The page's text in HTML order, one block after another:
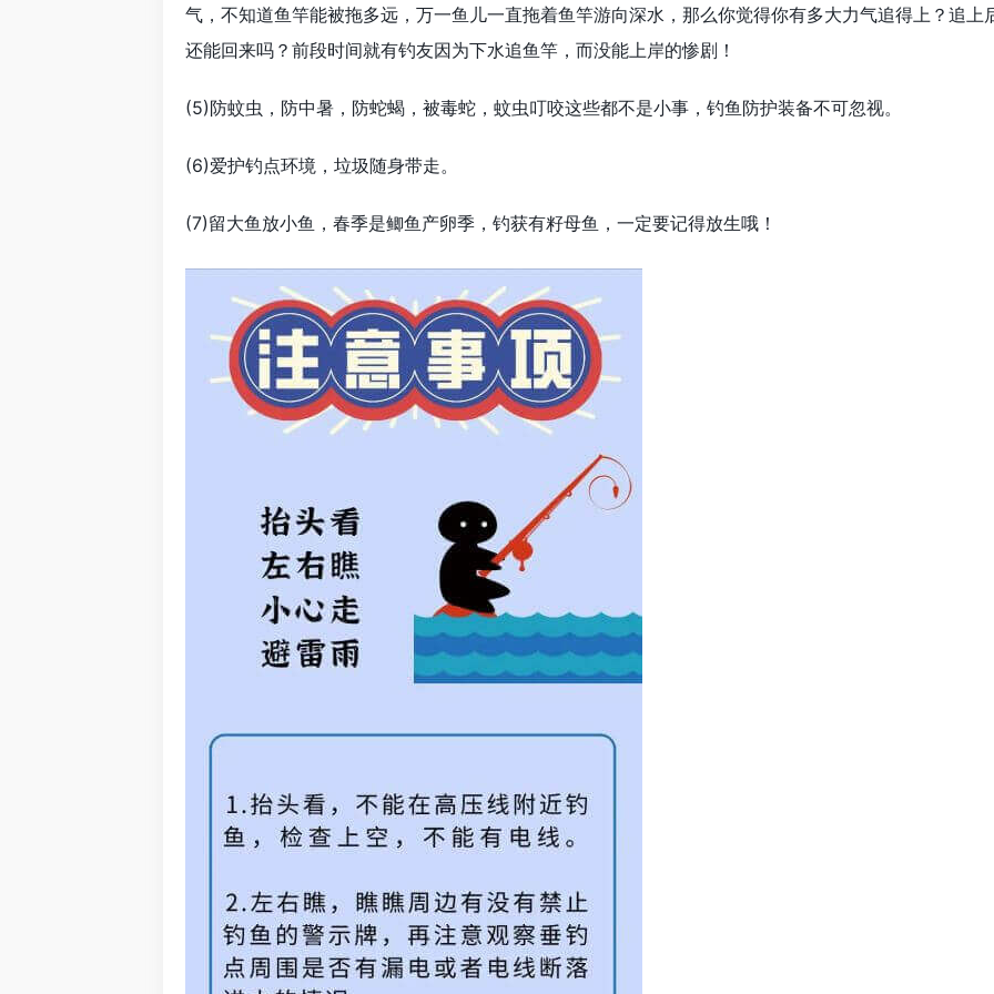
气，不知道鱼竿能被拖多远，万一鱼儿一直拖着鱼竿游向深水，那么你觉得你有多大力气追得上？追上
还能回来吗？前段时间就有钓友因为下水追鱼竿，而没能上岸的惨剧！
(5)防蚊虫，防中暑，防蛇蝎，被毒蛇，蚊虫叮咬这些都不是小事，钓鱼防护装备不可忽视。
(6)爱护钓点环境，垃圾随身带走。
(7)留大鱼放小鱼，春季是鲫鱼产卵季，钓获有籽母鱼，一定要记得放生哦！